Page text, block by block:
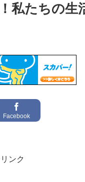
私たちの生
Facebook
ンク